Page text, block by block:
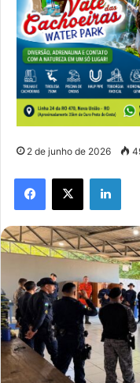
2 de junho de 2026
Facebook
X